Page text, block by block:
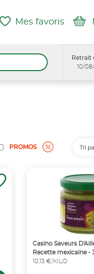
Mes favoris
Retrait
10/
PROMOS
Casino Saveurs
Recette mexicaine -
10,13 €/KILO